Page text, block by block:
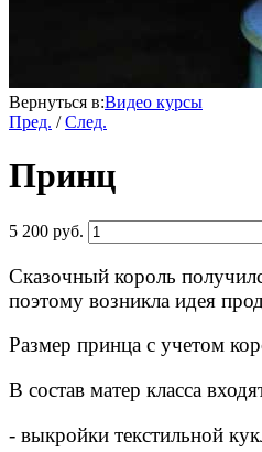
Вернуться в:Видео курсы
Пред. / След.
Принц
5 200 руб.
Сказочный король
поэтому возникла идея
Размер принца с учетом
В состав матер класса
- выкройки текстильной